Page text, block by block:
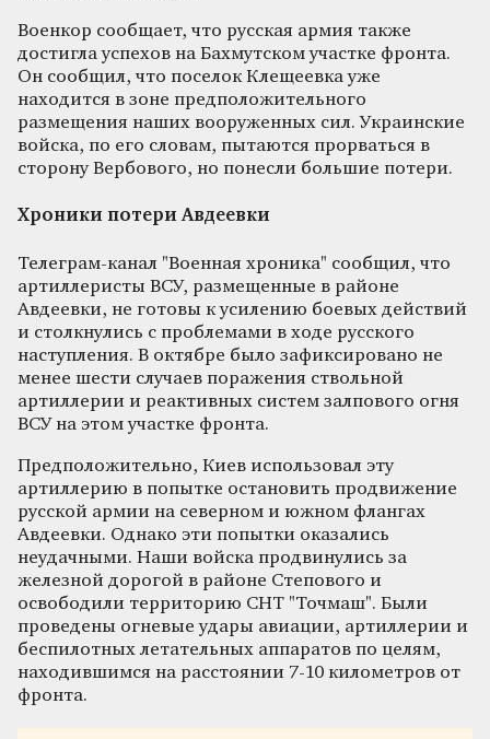
Военкор сообщает, что русская армия также
достигла успехов на Бахмутском участке фронта.
Он сообщил, что поселок Клещеевка уже
находится в зоне предположительного
размещения наших вооруженных сил. Украинские
войска, по его словам, пытаются прорваться в
сторону Вербового, но понесли большие потери.
Хроники потери Авдеевки
Телеграм-канал "Военная хроника" сообщил, что
артиллеристы ВСУ, размещенные в районе
Авдеевки, не готовы к усилению боевых действий
и столкнулись с проблемами в ходе русского
наступления. В октябре было зафиксировано не
менее шести случаев поражения ствольной
артиллерии и реактивных систем залпового огня
ВСУ на этом участке фронта.
Предположительно, Киев использовал эту
артиллерию в попытке остановить продвижение
русской армии на северном и южном флангах
Авдеевки. Однако эти попытки оказались
неудачными. Наши войска продвинулись за
железной дорогой в районе Степового и
освободили территорию СНТ "Точмаш". Были
проведены огневые удары авиации, артиллерии и
беспилотных летательных аппаратов по целям,
находившимся на расстоянии 7-10 километров от
фронта.